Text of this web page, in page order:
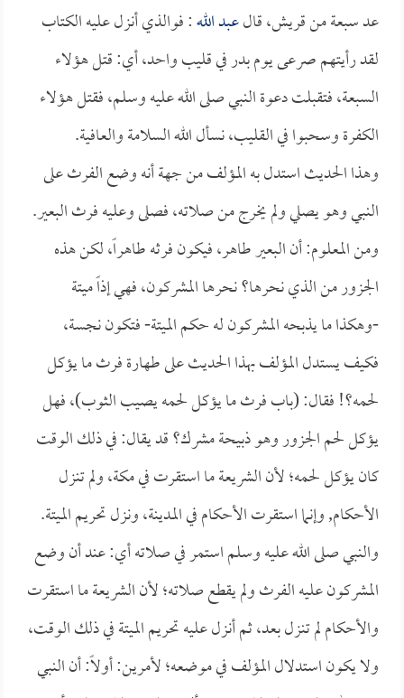
عد سبعة من قريش، قالعبد الله: فوالذي أنزل عليه الكتاب
لقد رأيتهم صرعى يوم بدر في قليب واحد، أي: قتل هؤلاء
السبعة، فتقبلت دعوة النبي صلى الله عليه وسلم، فقتل هؤلاء
الكفرة وسحبوا في القليب، نسأل الله السلامة والعافية.
وهذا الحديث استدل به المؤلف من جهة أنه وضع الفرث على
النبي وهو يصلي ولم يخرج من صلاته، فصلى وعليه فرث البعير.
ومن المعلوم: أن البعير طاهر، فيكون فرثه طاهراً، لكن هذه
الجزور من الذي نحرها؟ نحرها المشركون، فهي إذاً ميتة
-وهكذا ما يذبحه المشركون له حكم الميتة- فتكون نجسة،
فكيف يستدل المؤلف بهذا الحديث على طهارة فرث ما يؤكل
لحمه؟! فقال: (باب فرث ما يؤكل لحمه يصيب الثوب)، فهل
يؤكل لحم الجزور وهو ذبيحة مشرك؟ قد يقال: في ذلك الوقت
كان يؤكل لحمه؛ لأن الشريعة ما استقرت في مكة، ولم تنزل
الأحكام, وإنما استقرت الأحكام في المدينة، ونزل تحريم الميتة.
والنبي صلى الله عليه وسلم استمر في صلاته أي: عند أن وضع
المشركون عليه الفرث ولم يقطع صلاته؛ لأن الشريعة ما استقرت
والأحكام لم تنزل بعد، ثم أنزل عليه تحريم الميتة في ذلك الوقت،
ولا يكون استدلال المؤلف في موضعه؛ لأمرين: أولاً: أن النبي